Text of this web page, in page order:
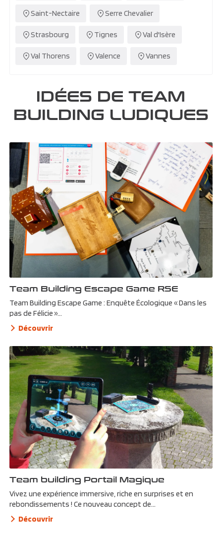
Saint-Nectaire Serre Chevalier
Strasbourg Tignes Val d'Isère
Val Thorens Valence Vannes
IDÉES DE TEAM
BUILDING LUDIQUES
Team Building Escape Game RSE
Team Building Escape Game : Enquête Écologique « Dans les
pas de Félicie »...
Découvrir
Team building Portail Magique
Vivez une expérience immersive, riche en surprises et en
rebondissements ! Ce nouveau concept de...
Découvrir